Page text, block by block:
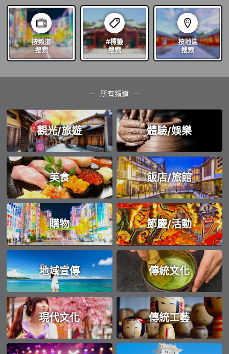
按頻道
搜索
#標籤
搜索
按地區
搜索
所有頻道
觀光/旅遊 體驗/娛樂
美食 飯店/旅館
購物 節慶/活動
地域宣傳 傳統文化
現代文化 傳統工藝